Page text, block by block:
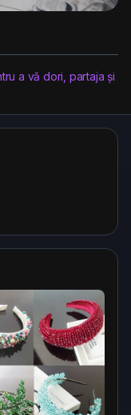
a vă dori, partaja și